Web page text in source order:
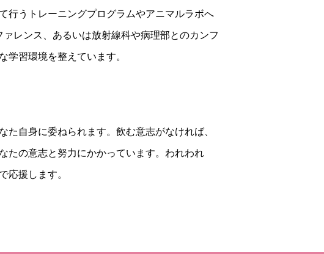
行うトレーニングプログラムやアニマルラボへ
レンス、あるいは放射線科や病理部とのカンフ
学習環境を整えています。
自身に委ねられます。飲む意志がなければ、
たの意志と努力にかかっています。われわれ
応援します。